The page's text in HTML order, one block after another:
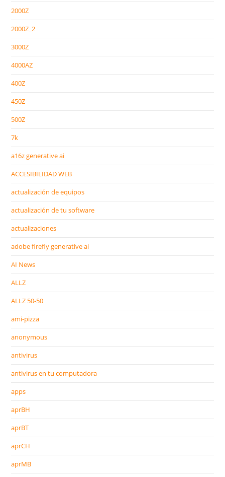
2000Z
2000Z_2
3000Z
4000AZ
400Z
450Z
500Z
7k
a16z generative ai
ACCESIBILIDAD WEB
actualización de equipos
actualización de tu software
actualizaciones
adobe firefly generative ai
AI News
ALLZ
ALLZ 50-50
ami-pizza
anonymous
antivirus
antivirus en tu computadora
apps
aprBH
aprBT
aprCH
aprMB